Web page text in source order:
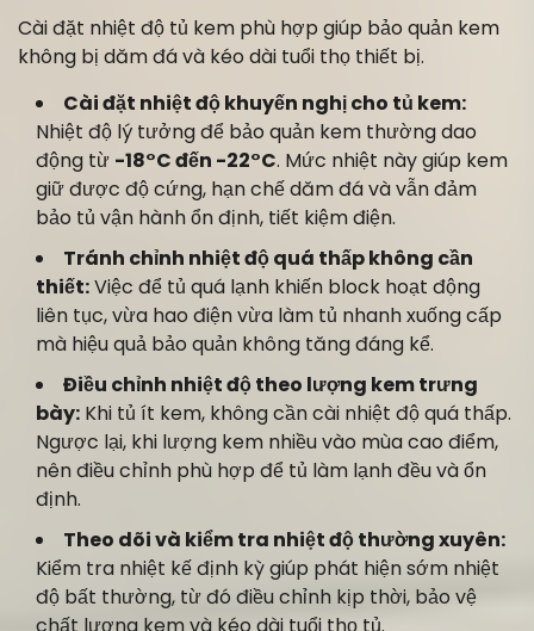
Cài đặt nhiệt độ tủ kem phù hợp giúp bảo quản kem
không bị dăm đá và kéo dài tuổi thọ thiết bị.
Cài đặt nhiệt độ khuyến nghị cho tủ kem:
Nhiệt độ lý tưởng để bảo quản kem thường dao
động từ -18°C đến -22°C. Mức nhiệt này giúp kem
giữ được độ cứng, hạn chế dăm đá và vẫn đảm
bảo tủ vận hành ổn định, tiết kiệm điện.
Tránh chỉnh nhiệt độ quá thấp không cần
thiết:Việc để tủ quá lạnh khiến block hoạt động
liên tục, vừa hao điện vừa làm tủ nhanh xuống cấp
mà hiệu quả bảo quản không tăng đáng kể.
Điều chỉnh nhiệt độ theo lượng kem trưng
bày: Khi tủ ít kem, không cần cài nhiệt độ quá thấp.
Ngược lại, khi lượng kem nhiều vào mùa cao điểm,
nên điều chỉnh phù hợp để tủ làm lạnh đều và ổn
định.
Theo dõi và kiểm tra nhiệt độ thường xuyên:
Kiểm tra nhiệt kế định kỳ giúp phát hiện sớm nhiệt
độ bất thường, từ đó điều chỉnh kịp thời, bảo vệ